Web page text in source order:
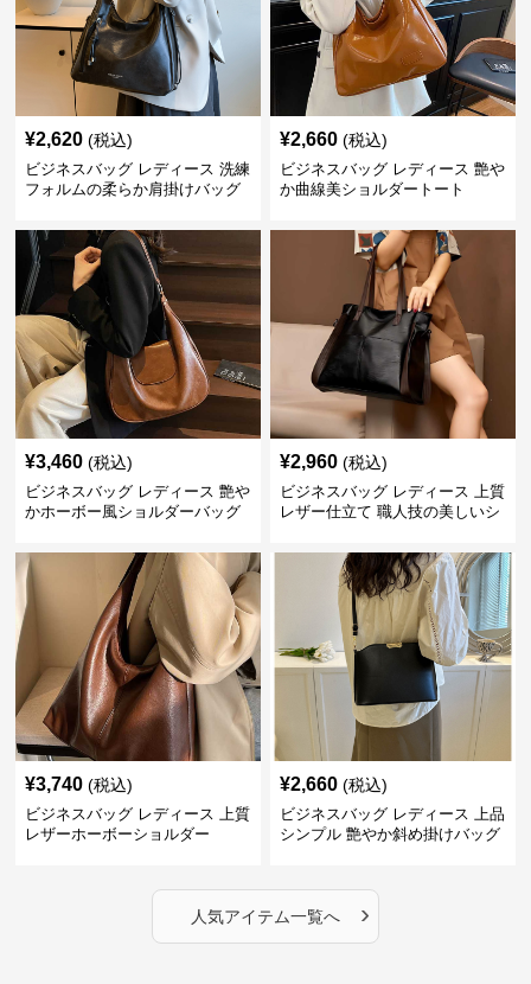
¥2,620 (税込)
ビジネスバッグ レディース 洗練
フォルムの柔らか肩掛けバッグ
¥2,660 (税込)
ビジネスバッグ レディース 艶や
か曲線美ショルダートート
¥3,460 (税込)
ビジネスバッグ レディース 艶や
かホーボー風ショルダーバッグ
¥2,960 (税込)
ビジネスバッグ レディース 上質
レザー仕立て 職人技の美しいシ
¥3,740 (税込)
ビジネスバッグ レディース 上質
レザーホーボーショルダー
¥2,660 (税込)
ビジネスバッグ レディース 上品
シンプル 艶やか斜め掛けバッグ
人気アイテム一覧へ ›